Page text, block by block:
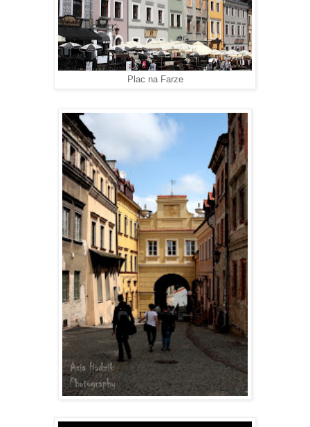
Plac na Farze